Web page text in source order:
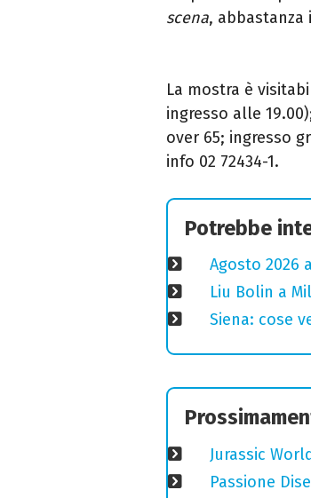
scena, abbastanza
La mostra è
ingresso alle
over 65; ingresso
info 02 72434-1.
Potrebbe
Agosto 2026
Liu Bolin a
Siena: cose
Jurassic
Passione